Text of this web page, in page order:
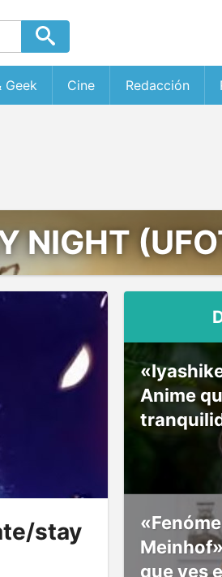
Geek Cine Redacción
NIGHT
stay
Anime
que ves